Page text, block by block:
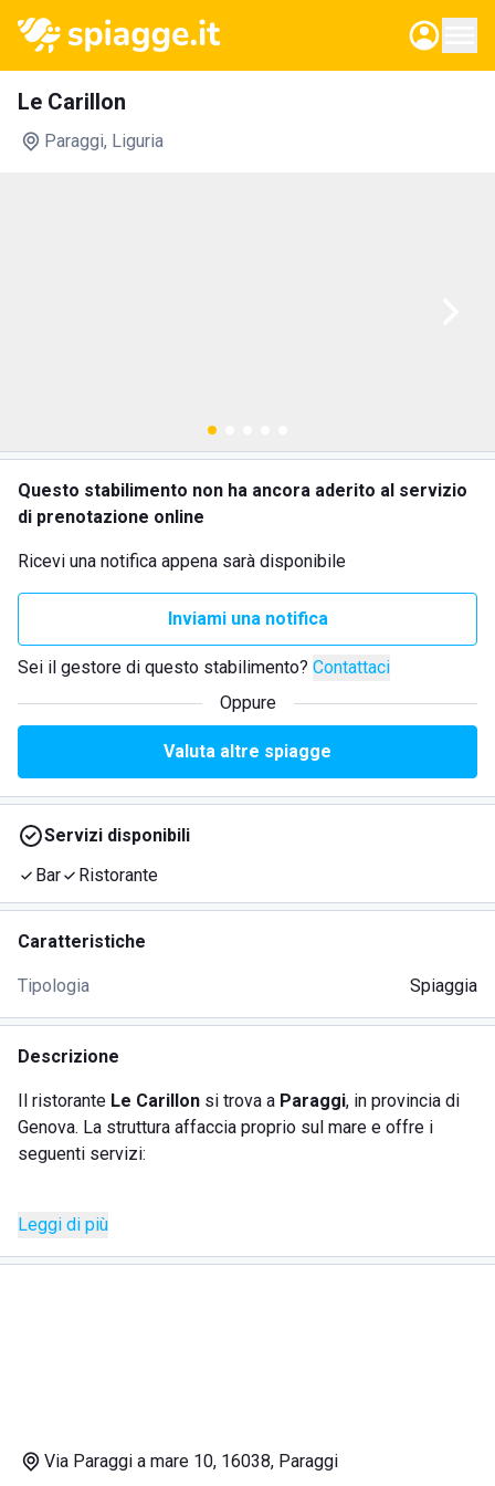
Le Carillon
Paraggi, Liguria
Questo stabilimento non ha ancora aderito al servizio
di prenotazione online
Ricevi una notifica appena sarà disponibile
Inviami una notifica
Sei il gestore di questo stabilimento? Contattaci
Oppure
Valuta altre spiagge
Servizi disponibili
Bar
Ristorante
Caratteristiche
Tipologia Spiaggia
Descrizione
Il ristorante Le Carillon si trova a Paraggi, in provincia di
Genova. La struttura affaccia proprio sul mare e offre i
seguenti servizi:
spiaggia attrezzata;
bar;
propone un menù di pesce davvero unico, con piatti di mare
Leggi di più
Via Paraggi a mare 10, 16038, Paraggi